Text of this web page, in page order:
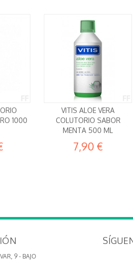
1000
VITIS ALOE VERA
COLUTORIO SABOR
MENTA 500 ML
7,90 €
9 - BAJO